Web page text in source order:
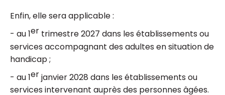
Enfin, elle sera applicable :
- au 1er trimestre 2027 dans les établissements ou
services accompagnant des adultes en situation de
handicap ;
- au 1erjanvier 2028 dans les établissements ou
services intervenant auprès des personnes âgées.